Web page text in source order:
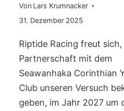
Von Lars Krumnacker
31. Dezember 2025
Riptide Racing freut
Partnerschaft mit dem
Seawanhaka Corinthian
Club unseren Versuch
geben, im Jahr 2027 um